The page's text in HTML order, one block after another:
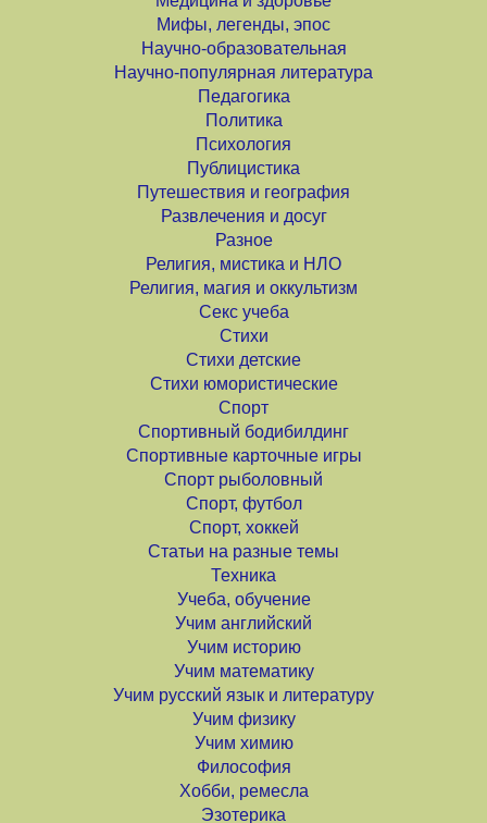
Мифы, легенды, эпос
Научно-образовательная
Научно-популярная литература
Педагогика
Политика
Психология
Публицистика
Путешествия и география
Развлечения и досуг
Разное
Религия, мистика и НЛО
Религия, магия и оккультизм
Секс учеба
Стихи
Стихи детские
Стихи юмористические
Спорт
Спортивный бодибилдинг
Спортивные карточные игры
Спорт рыболовный
Спорт, футбол
Спорт, хоккей
Статьи на разные темы
Техника
Учеба, обучение
Учим английский
Учим историю
Учим математику
Учим русский язык и литературу
Учим физику
Учим химию
Философия
Хобби, ремесла
Эзотерика